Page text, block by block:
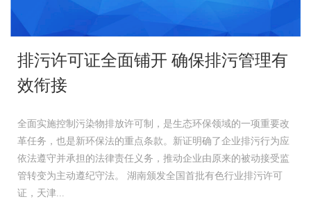
排污许可证全面铺开 确保排污管理有
效衔接
全面实施控制污染物排放许可制，是生态环保领域的一项重要改
革任务，也是新环保法的重点条款。新证明确了企业排污行为应
依法遵守并承担的法律责任义务，推动企业由原来的被动接受监
管转变为主动遵纪守法。 湖南颁发全国首批有色行业排污许可
证，天津...